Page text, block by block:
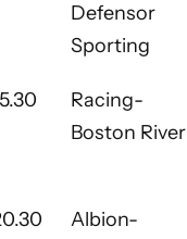
Defensor
Sporting
Racing-
Boston River
Albion-